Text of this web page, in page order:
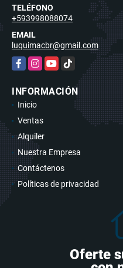
TELÉFONO
+593998088074
EMAIL
luquimacbr@gmail.com
FacebookInstagram
YouTubeTikTok
INFORMACIÓN
Inicio
Ventas
Alquiler
Nuestra Empresa
Contáctenos
Políticas de privacidad
Oferte